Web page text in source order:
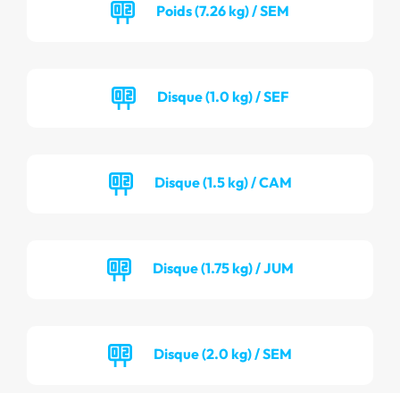
Poids (7.26 kg) / SEM
Disque (1.0 kg) / SEF
Disque (1.5 kg) / CAM
Disque (1.75 kg) / JUM
Disque (2.0 kg) / SEM